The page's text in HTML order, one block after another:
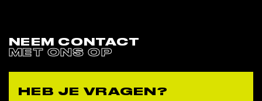
NEEM CONTACT
MET ONS OP
HEB JE VRAGEN?